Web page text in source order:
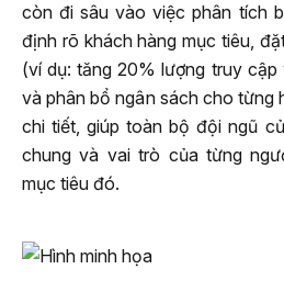
còn đi sâu vào việc phân tích
định rõ khách hàng mục tiêu,
(ví dụ: tăng 20% lượng truy
và phân bổ ngân sách cho từng
chi tiết, giúp toàn bộ đội ngũ
chung và vai trò của từng
mục tiêu đó.